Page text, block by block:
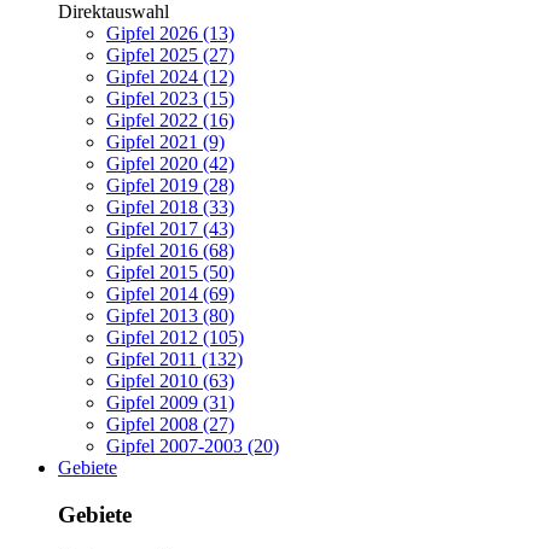
Direktauswahl
Gipfel 2026 (13)
Gipfel 2025 (27)
Gipfel 2024 (12)
Gipfel 2023 (15)
Gipfel 2022 (16)
Gipfel 2021 (9)
Gipfel 2020 (42)
Gipfel 2019 (28)
Gipfel 2018 (33)
Gipfel 2017 (43)
Gipfel 2016 (68)
Gipfel 2015 (50)
Gipfel 2014 (69)
Gipfel 2013 (80)
Gipfel 2012 (105)
Gipfel 2011 (132)
Gipfel 2010 (63)
Gipfel 2009 (31)
Gipfel 2008 (27)
Gipfel 2007-2003 (20)
Gebiete
Gebiete